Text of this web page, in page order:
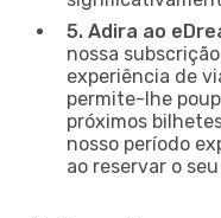
5. Adira ao
nossa
experiência de
permite-lhe
próximos
nosso período
ao reservar o